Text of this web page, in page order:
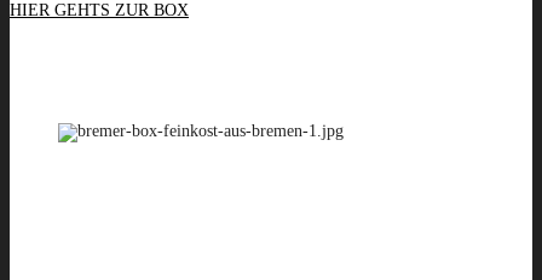
HIER GEHTS ZUR BOX